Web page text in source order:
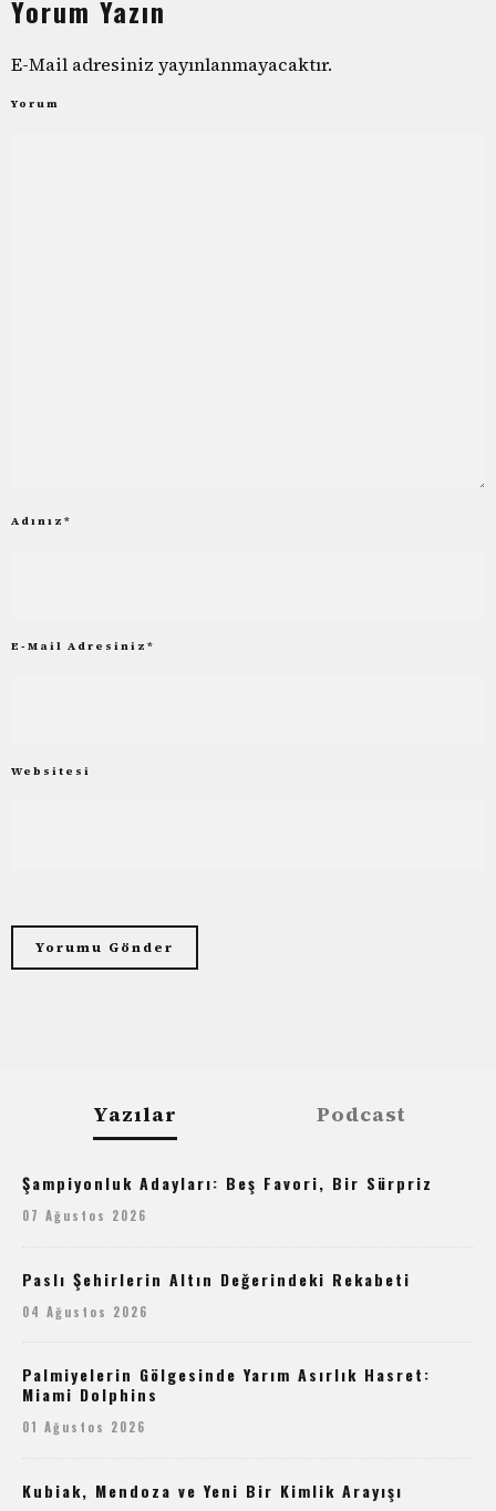
Yorum Yazın
E-Mail adresiniz yayınlanmayacaktır.
Yorum
Adınız *
E-Mail Adresiniz *
Websitesi
Yazılar Podcast
Şampiyonluk Adayları: Beş Favori, Bir Sürpriz
07 Ağustos 2026
Paslı Şehirlerin Altın Değerindeki Rekabeti
04 Ağustos 2026
Palmiyelerin Gölgesinde Yarım Asırlık Hasret:
Miami Dolphins
01 Ağustos 2026
Kubiak, Mendoza ve Yeni Bir Kimlik Arayışı